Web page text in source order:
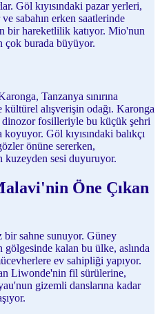
Göl kıyısındaki pazar yerleri,
sabahın erken saatlerinde
bir hareketlilik katıyor. Mio'nun
çok burada büyüyor.
Tanzanya sınırına
kültürel alışverişin odağı. Karonga
fosilleriyle bu küçük şehri
Göl kıyısındaki balıkçı
önüne sererken,
kuzeyden sesi duyuruyor.
Öne Çıkan
sahne sunuyor. Güney
gölgesinde kalan bu ülke, aslında
ev sahipliği yapıyor.
Liwonde'nin fil sürülerine,
gizemli danslarına kadar